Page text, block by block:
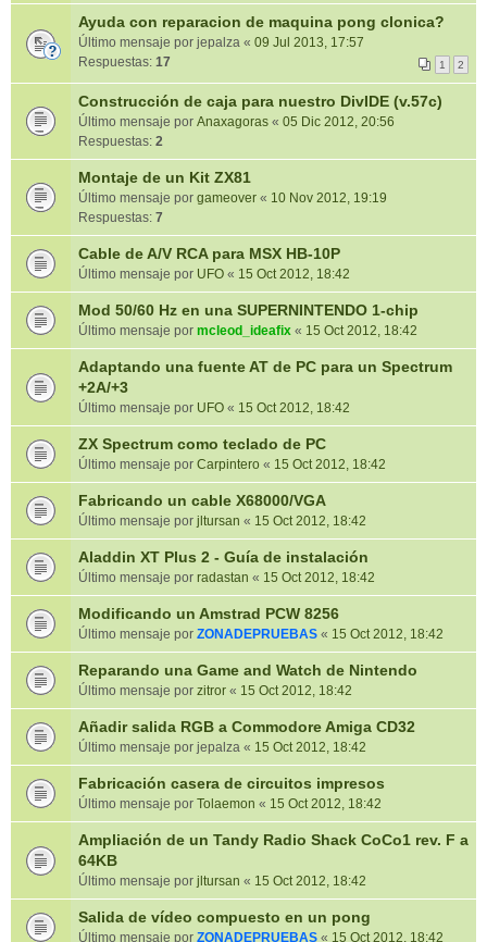
Ayuda con reparacion de maquina pong clonica?
Último mensaje por jepalza « 09 Jul 2013, 17:57
Respuestas: 17 1 2
Construcción de caja para nuestro DivIDE (v.57c)
Último mensaje por Anaxagoras « 05 Dic 2012, 20:56
Respuestas: 2
Montaje de un Kit ZX81
Último mensaje por gameover « 10 Nov 2012, 19:19
Respuestas: 7
Cable de A/V RCA para MSX HB-10P
Último mensaje por UFO « 15 Oct 2012, 18:42
Mod 50/60 Hz en una SUPERNINTENDO 1-chip
Último mensaje por mcleod_ideafix « 15 Oct 2012, 18:42
Adaptando una fuente AT de PC para un Spectrum
+2A/+3
Último mensaje por UFO « 15 Oct 2012, 18:42
ZX Spectrum como teclado de PC
Último mensaje por Carpintero « 15 Oct 2012, 18:42
Fabricando un cable X68000/VGA
Último mensaje por jltursan « 15 Oct 2012, 18:42
Aladdin XT Plus 2 - Guía de instalación
Último mensaje por radastan « 15 Oct 2012, 18:42
Modificando un Amstrad PCW 8256
Último mensaje por ZONADEPRUEBAS « 15 Oct 2012, 18:42
Reparando una Game and Watch de Nintendo
Último mensaje por zitror « 15 Oct 2012, 18:42
Añadir salida RGB a Commodore Amiga CD32
Último mensaje por jepalza « 15 Oct 2012, 18:42
Fabricación casera de circuitos impresos
Último mensaje por Tolaemon « 15 Oct 2012, 18:42
Ampliación de un Tandy Radio Shack CoCo1 rev. F a
64KB
Último mensaje por jltursan « 15 Oct 2012, 18:42
Salida de vídeo compuesto en un pong
Último mensaje por ZONADEPRUEBAS « 15 Oct 2012, 18:42